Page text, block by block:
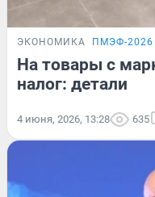
ЭКОНОМИКА ПМЭФ-2026
На товары с
налог: детали
4 июня, 2026, 13:28 635